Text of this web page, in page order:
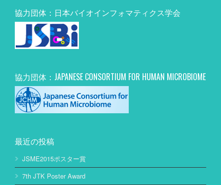
協力団体：日本バイオインフォマティクス学会
協力団体：JAPANESE CONSORTIUM FOR HUMAN MICROBIOME
最近の投稿
JSME2015ポスター賞
7th JTK Poster Award